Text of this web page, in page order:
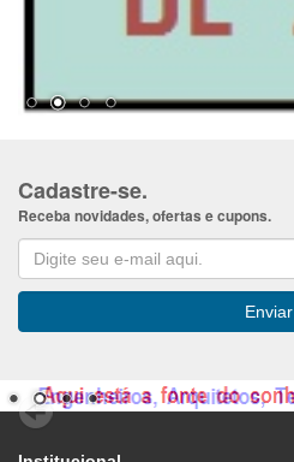
Cadastre-se.
Receba novidades, ofertas e cupons.